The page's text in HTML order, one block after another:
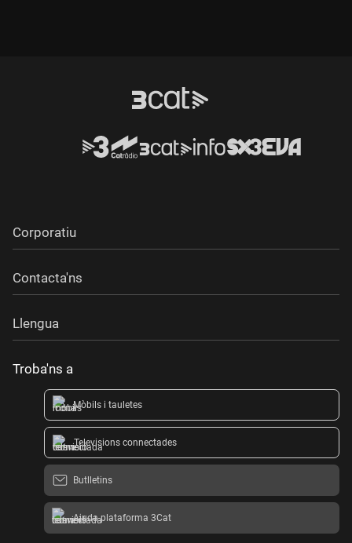
Corporatiu
Contacta'ns
Llengua
Troba'ns a
Mòbils i tauletes
Televisions connectades
Butlletins
Ajuda plataforma 3Cat